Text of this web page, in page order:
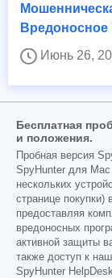
Июнь 26,
Бесплатная
и положения.
Пробная версия
SpyHunter для
нескольких
странице покупки)
предоставляя
вредоносных
активной защиты
также доступ к
SpyHunter